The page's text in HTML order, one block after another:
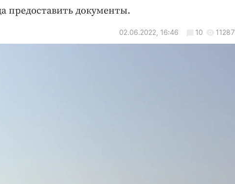
предоставить документы.
02.06.2022, 16:46 10 11287